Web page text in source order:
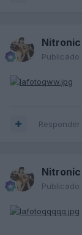
Nitronic
Publicado
Responder
Nitronic
Publicado